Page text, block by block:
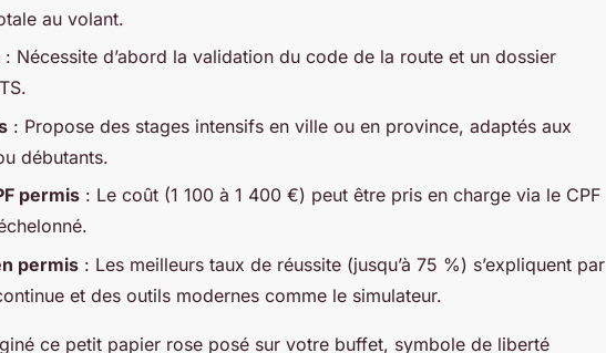
au volant.
: Nécessite d’abord la validation du code de la route et un dossier
: Propose des stages intensifs en ville ou en province, adaptés aux
débutants.
permis : Le coût (1 100 à 1 400 €) peut être pris en charge via le CPF
permis : Les meilleurs taux de réussite (jusqu’à 75 %) s’expliquent par
et des outils modernes comme le simulateur.
ce petit papier rose posé sur votre buffet, symbole de liberté